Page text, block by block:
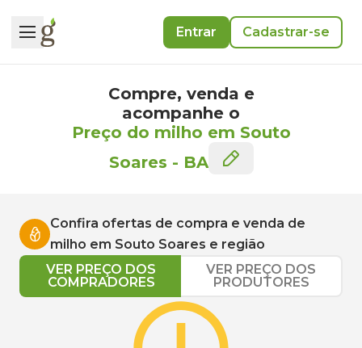
Entrar Cadastrar-se
Compre, venda e
acompanhe o
Preço do milho em Souto
Soares - BA
Confira ofertas de compra e venda de
milho em Souto Soares e região
VER PREÇO DOS
COMPRADORES
VER PREÇO DOS
PRODUTORES